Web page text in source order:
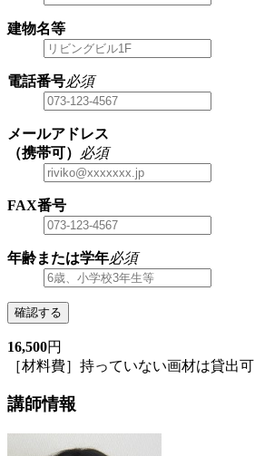
建物名等
電話番号必須
メールアドレス
（携帯可）
必須
FAX番号
年齢または学年必須
確認する
16,500円
［材料費］持っていない画材は貸出可
講師情報